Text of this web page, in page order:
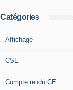
Catégories
Affichage
CSE
Compte rendu CE